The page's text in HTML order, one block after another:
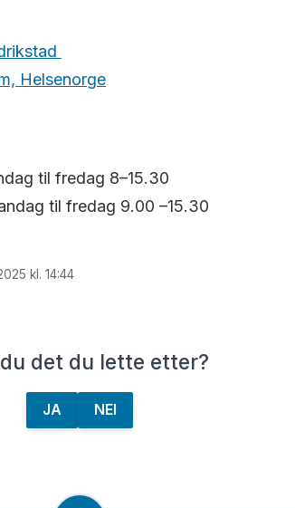
Helsenorge
til fredag 8–15.30
til fredag 9.00 –15.30
kl. 14:44
det du lette etter?
JA NEI